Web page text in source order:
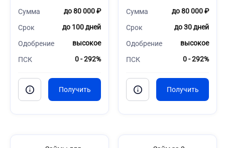
Сумма до 80 000 ₽
Срок до 100 дней
Одобрение высокое
ПСК 0 - 292%
Сумма до 80 000 ₽
Срок до 30 дней
Одобрение высокое
ПСК 0 - 292%